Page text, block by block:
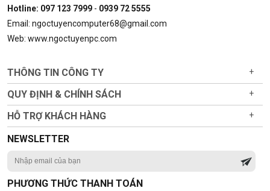
Hotline: 097 123 7999 - 0939 72 5555
Email: ngoctuyencomputer68@gmail.com
Web: www.ngoctuyenpc.com
THÔNG TIN CÔNG TY +
QUY ĐỊNH & CHÍNH SÁCH +
HỖ TRỢ KHÁCH HÀNG +
NEWSLETTER
PHƯƠNG THỨC THANH TOÁN